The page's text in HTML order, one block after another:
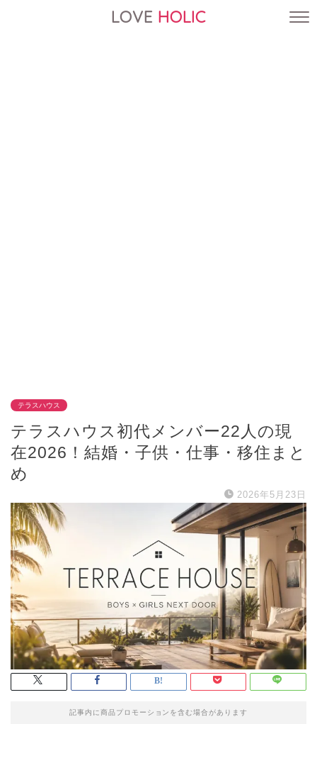
LOVE HOLIC
テラスハウス
テラスハウス初代メンバー22人の現
在2026！結婚・子供・仕事・移住まと
め
2026年5月23日
記事内に商品プロモーションを含む場合があります